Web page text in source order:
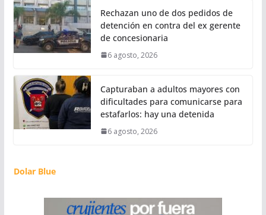
Rechazan uno de dos pedidos de
detención en contra del ex gerente
de concesionaria
6 agosto, 2026
Capturaban a adultos mayores con
dificultades para comunicarse para
estafarlos: hay una detenida
6 agosto, 2026
Dolar Blue